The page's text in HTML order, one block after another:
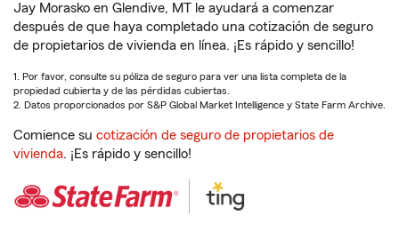
Jay Morasko en Glendive, MT le ayudará a comenzar
después de que haya completado una cotización de seguro
de propietarios de vivienda en línea. ¡Es rápido y sencillo!
1. Por favor, consulte su póliza de seguro para ver una lista completa de la
propiedad cubierta y de las pérdidas cubiertas.
2. Datos proporcionados por S&P Global Market Intelligence y State Farm Archive.
Comience su cotización de seguro de propietarios de
vivienda. ¡Es rápido y sencillo!